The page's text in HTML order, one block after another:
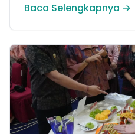
mencakup tiga domain
tindakan hukum lainnya.
Baca Selengkapnya →